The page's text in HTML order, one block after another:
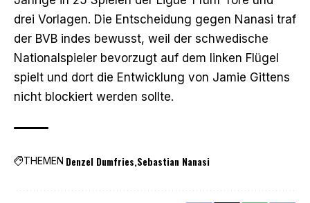
drei Vorlagen. Die Entscheidung gegen Nanasi traf
der BVB indes bewusst, weil der schwedische
Nationalspieler bevorzugt auf dem linken Flügel
spielt und dort die Entwicklung von Jamie Gittens
nicht blockiert werden sollte.
THEMEN Denzel Dumfries Sebastian Nanasi